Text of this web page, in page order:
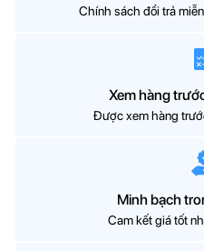
Chính sách đổi trả
Xem hàng
Được xem hàng
Minh bạch
Cam kết giá tốt